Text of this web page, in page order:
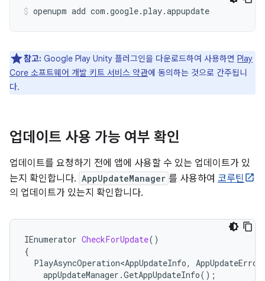
openupm add com.google.play.appupdate
참고: Google Play Unity 플러그인을 다운로드하여 사용하면 Play
Core 소프트웨어 개발 키트 서비스 약관에 동의하는 것으로 간주됩니
다.
업데이트 사용 가능 여부 확인
업데이트를 요청하기 전에 앱에 사용할 수 있는 업데이트가 있
는지 확인합니다. AppUpdateManager 를 사용하여 코루틴
의 업데이트가 있는지 확인합니다.
IEnumerator CheckForUpdate()
{
PlayAsyncOperation<AppUpdateInfo,
appUpdateManager .GetAppUpdateInfo();